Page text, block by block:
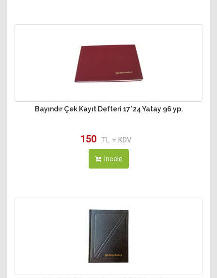
Bayındır Çek Kayıt Defteri 17*24 Yatay 96 yp.
150 TL + KDV
İncele